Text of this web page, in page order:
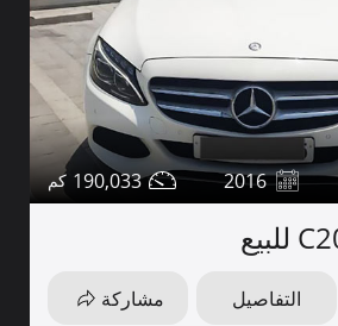
2016
190,033
التفاصيل مشاركة